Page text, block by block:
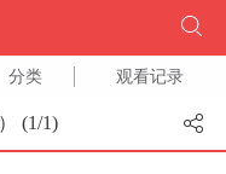
分类 观看记录
(1/1)